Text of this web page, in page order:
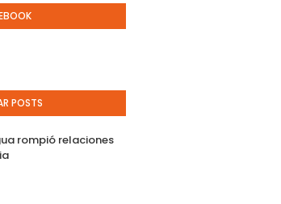
POSTS
rompió relaciones